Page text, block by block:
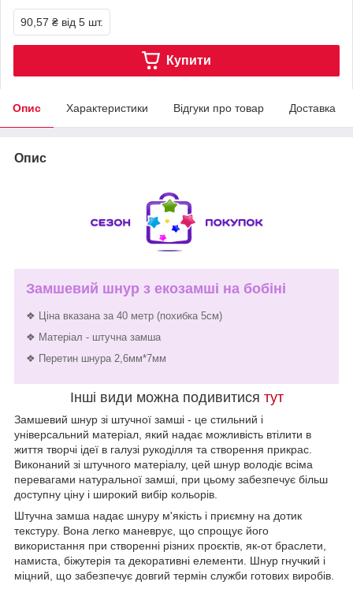
90,57 ₴ від 5 шт.
Купити
Опис Характеристики Відгуки про товар Доставка
Опис
Замшевий шнур з екозамші на бобіні
❖ Ціна вказана за 40 метр (похибка 5см)
❖ Матеріал - штучна замша
❖ Перетин шнура 2,6мм*7мм
Інші види можна подивитися тут
Замшевий шнур зі штучної замші - це стильний і
універсальний матеріал, який надає можливість втілити в
життя творчі ідеї в галузі рукоділля та створення прикрас.
Виконаний зі штучного матеріалу, цей шнур володіє всіма
перевагами натуральної замші, при цьому забезпечує більш
доступну ціну і широкий вибір кольорів.
Штучна замша надає шнуру м'якість і приємну на дотик
текстуру. Вона легко маневрує, що спрощує його
використання при створенні різних проєктів, як-от браслети,
намиста, біжутерія та декоративні елементи. Шнур гнучкий і
міцний, що забезпечує довгий термін служби готових виробів.